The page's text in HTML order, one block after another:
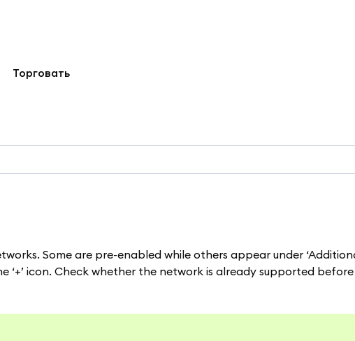
Торговать
Some are pre-enabled while others appear under
icon. Check whether the network is already supported